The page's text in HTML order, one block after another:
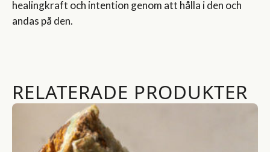
healingkraft och intention genom att hålla i den och
andas på den.
RELATERADE PRODUKTER